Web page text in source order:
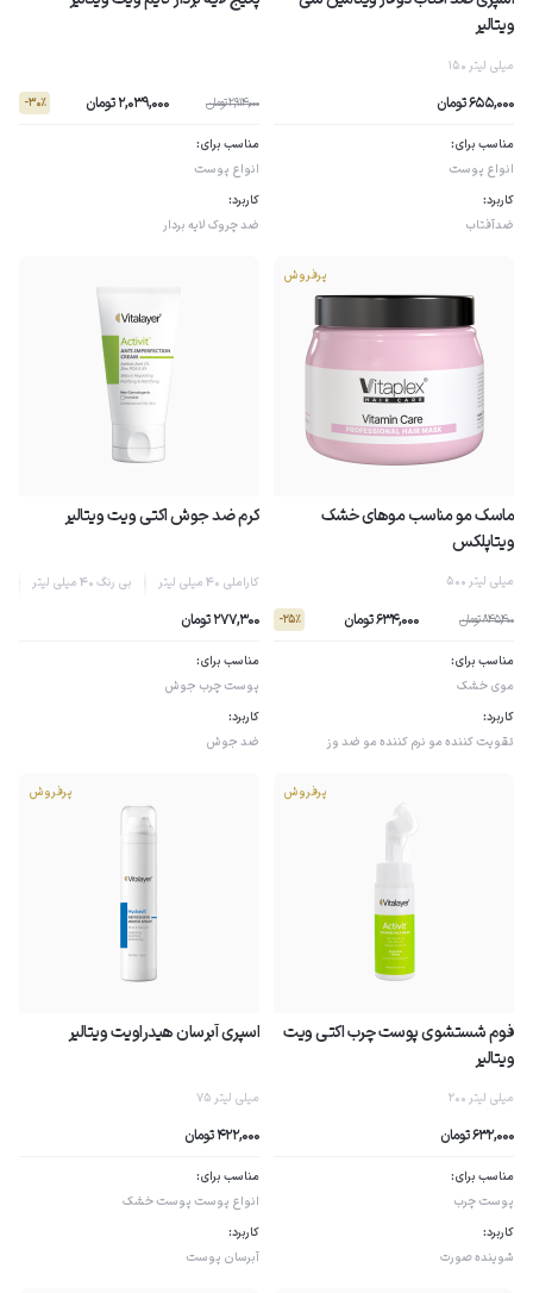
ویتالیر
150 میلی لیتر
655,000 تومان
مناسب برای:
انواع پوست
کاربرد:
ضدآفتاب
2,914,000 تومان 2,039,000 تومان - 30٪
مناسب برای:
انواع پوست
کاربرد:
ضد چروک لایه بردار
ماسک مو مناسب موهای خشک
ویتاپلکس
500 میلی لیتر
845,400 تومان 634,000 تومان - 25٪
مناسب برای:
موی خشک
کاربرد:
تقویت کننده مو نرم کننده مو ضد وز
پرفروش
کرم ضد جوش اکتی ویت ویتالیر
کاراملی 40 میلی لیتر بی رنگ 40 میلی لیتر
277,300 تومان
مناسب برای:
پوست چرب جوش
کاربرد:
ضد جوش
فوم شستشوی پوست چرب اکتی ویت
ویتالیر
200 میلی لیتر
632,000 تومان
مناسب برای:
پوست چرب
کاربرد:
شوینده صورت
پرفروش
اسپری آبرسان هیدراویت ویتالیر
75 میلی لیتر
422,000 تومان
مناسب برای:
انواع پوست پوست خشک
کاربرد:
آبرسان پوست
پرفروش